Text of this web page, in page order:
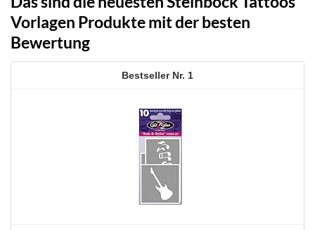
Vorlagen Produkte mit der besten
Bewertung
1